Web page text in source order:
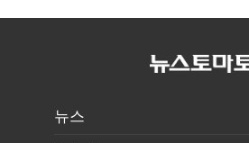
사업이 실적 견인 전년보다 4.9%↑
뉴스